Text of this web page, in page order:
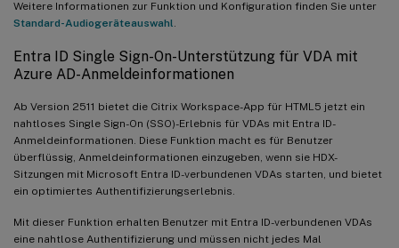
Weitere Informationen zur Funktion und Konfiguration finden Sie unter
Standard-Audiogeräteauswahl
Entra ID Single Sign-On-Unterstützung für VDA mit
Azure AD-Anmeldeinformationen
Ab Version 2511 bietet die Citrix Workspace-App für HTML5 jetzt ein
nahtloses Single Sign-On (SSO)-Erlebnis für VDAs mit Entra ID-
Anmeldeinformationen. Diese Funktion macht es für Benutzer
überflüssig, Anmeldeinformationen einzugeben, wenn sie HDX-
Sitzungen mit Microsoft Entra ID-verbundenen VDAs starten, und bietet
ein optimiertes Authentifizierungserlebnis.
Mit dieser Funktion erhalten Benutzer mit Entra ID-verbundenen VDAs
eine nahtlose Authentifizierung und müssen nicht jedes Mal